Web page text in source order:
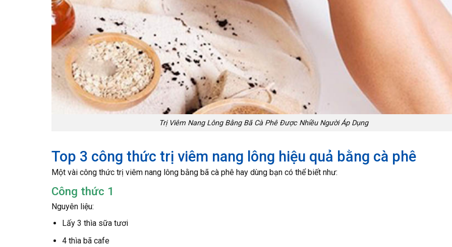
Trị Viêm Nang Lông Bằng Bã Cà Phê Được Nhiều Người Áp Dụng
Top 3 công thức trị viêm nang lông hiệu quả bằng cà phê
Một vài công thức trị viêm nang lông bằng bã cà phê hay dùng bạn có thể biết như:
Công thức 1
Nguyên liệu:
Lấy 3 thìa sữa tươi
4 thìa bã cafe